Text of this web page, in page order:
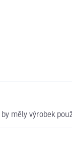
měly výrobek